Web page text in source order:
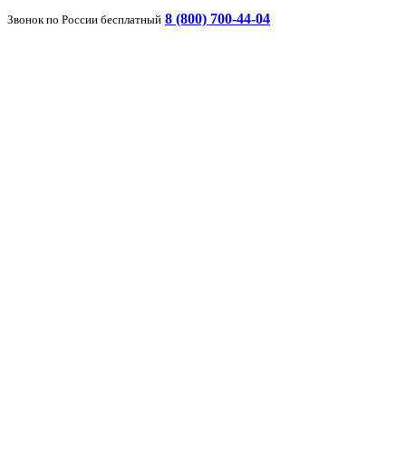
Звонок по России бесплатный 8 (800) 700-44-04